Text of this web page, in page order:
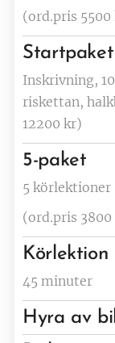
(ord.pris 5500
Inskrivning,
riskettan,
12200 kr)
5-paket
5 körlektioner
(ord.pris 3800
Körlektion
45 minuter
Hyra av